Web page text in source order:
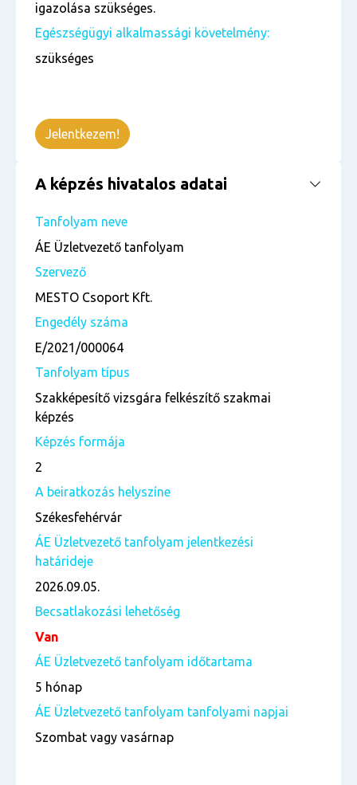
igazolása szükséges.
Egészségügyi alkalmassági követelmény:
szükséges
Jelentkezem!
A képzés hivatalos adatai
Tanfolyam neve
ÁE Üzletvezető tanfolyam
Szervező
MESTO Csoport Kft.
Engedély száma
E/2021/000064
Tanfolyam típus
Szakképesítő vizsgára felkészítő szakmai
képzés
Képzés formája
2
A beiratkozás helyszíne
Székesfehérvár
ÁE Üzletvezető tanfolyam jelentkezési
határideje
2026.09.05.
Becsatlakozási lehetőség
Van
ÁE Üzletvezető tanfolyam időtartama
5 hónap
ÁE Üzletvezető tanfolyam tanfolyami napjai
Szombat vagy vasárnap